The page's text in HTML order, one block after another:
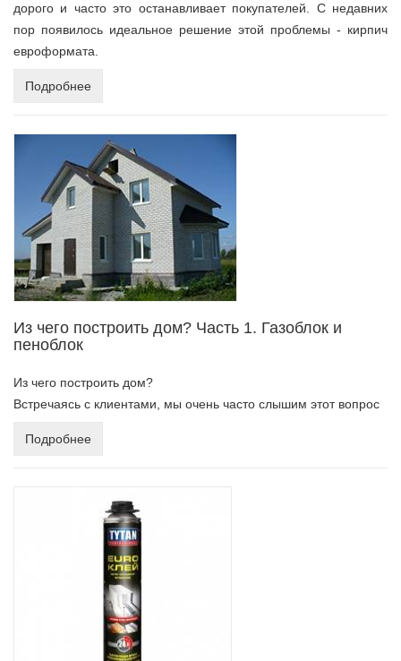
дорого и часто это останавливает покупателей. С недавних
пор появилось идеальное решение этой проблемы - кирпич
евроформата.
Подробнее
Из чего построить дом? Часть 1. Газоблок и
пеноблок
Из чего построить дом?
Встречаясь с клиентами, мы очень часто слышим этот вопрос
Подробнее